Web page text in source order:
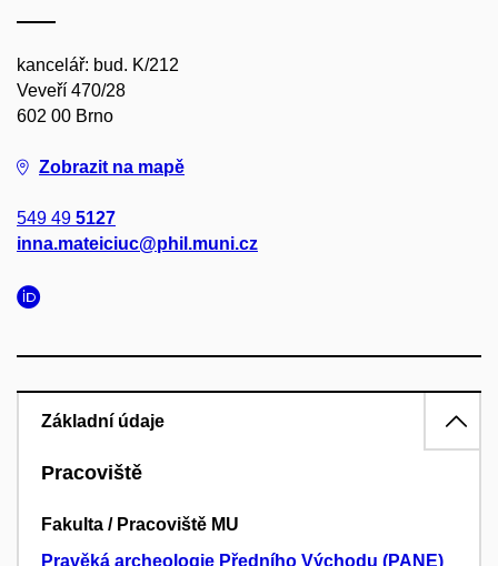
kancelář: bud. K/212
Veveří 470/28
602 00 Brno
Zobrazit na mapě
549 49 5127
inna.mateiciuc@phil.muni.cz
Základní údaje
Pracoviště
Fakulta / Pracoviště MU
Pravěká archeologie Předního Východu (PANE)